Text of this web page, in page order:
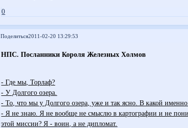
0
Поделиться2011-02-20 13:29:53
НПС. Посланники Короля Железных Холмов
- Где мы, Торлаф?
- У Долгого озера.
- То, что мы у Долгого озера, уже и так ясно. В какой именно
- Я не знаю. Я не вообще не смыслю в картографии и не
этой миссии? Я - воин, а не дипломат.